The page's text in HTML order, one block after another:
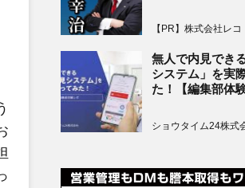
【PR】株式会社レ
無人で内見でき
システム」を実
た！【編集部体
ショウタイム24株式